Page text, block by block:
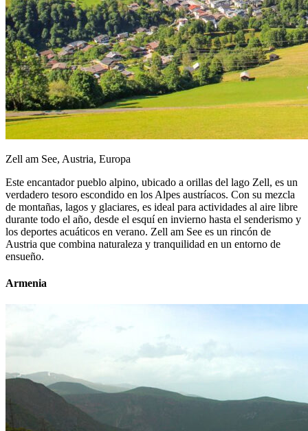
Zell am See, Austria, Europa
Este encantador pueblo alpino, ubicado a orillas del lago Zell, es un
verdadero tesoro escondido en los Alpes austríacos. Con su mezcla
de montañas, lagos y glaciares, es ideal para actividades al aire libre
durante todo el año, desde el esquí en invierno hasta el senderismo y
los deportes acuáticos en verano. Zell am See es un rincón de
Austria que combina naturaleza y tranquilidad en un entorno de
ensueño.
Armenia